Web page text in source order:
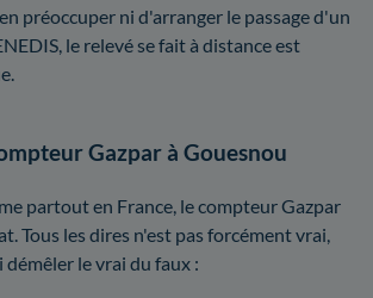
préoccuper ni d'arranger le passage d'un
le relevé se fait à distance est
Gazpar à Gouesnou
partout en France, le compteur Gazpar
Tous les dires n'est pas forcément vrai,
le vrai du faux :